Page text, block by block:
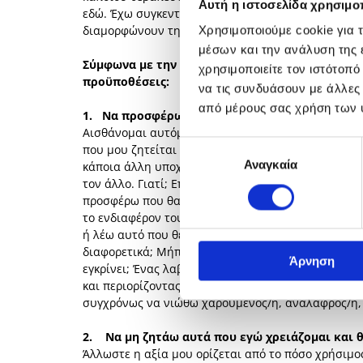
Αυτή η ιστοσελίδα
Χρησιμοποιούμε cookie για
μέσων και την ανάλυση της
χρησιμοποιείτε τον
να τις συνδυάσουν με
από μέρους σας χρήση των
συγκατάθεσηςΑναγκαία
Άρνηση
εδώ. Έχω συγκεντρώσει τρία από τα βασικά
διαμορφώνουν την εικόνα που έχουμε για τον
Σύμφωνα με την Ηθική της Συγχώνευσης πρώτα
προϋποθέσεις:
1. Να προσφέρω – σε όποιον και όποτε
Αισθάνομαι αυτόματα την υποχρέωση να
που μου ζητείται -είτε με λόγια είτε με τον
κάποια άλλη υποχρέωση –ποτέ όμως επειδή εγώ
τον άλλο. Γιατί; Επειδή πρέπει να εξυπηρετήσω
προσφέρω που θα εκτιμήσει και θα αξιολογήσει
το ενδιαφέρον του; Μπορεί κάποιες φορές να λέω
ή λέω αυτό που θέλω. Βαραίνω με σκέψεις
διαφορετικά; Μήπως έπρεπε να δεχτώ αυτό που
εγκρίνει; Ένας λαβύρινθος χωρίς έξοδο γιατί
και περιορίζοντας τον εαυτό μου μόνο σε αυτά
συγχρόνως να νιώθω χαρούμενος/η, ανάλαφρος/
2. Να μη ζητάω αυτά που εγώ χρειάζομαι και
Άλλωστε η αξία μου ορίζεται από το πόσο